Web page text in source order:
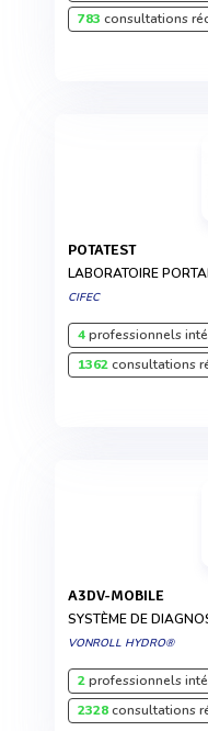
783 consultations
POTATEST
LABORATOIRE
CIFEC
4professionnels
1362consultations
A3DV-MOBILE
SYSTÈME DE
VONROLL HYDRO®
2professionnels
2328consultations